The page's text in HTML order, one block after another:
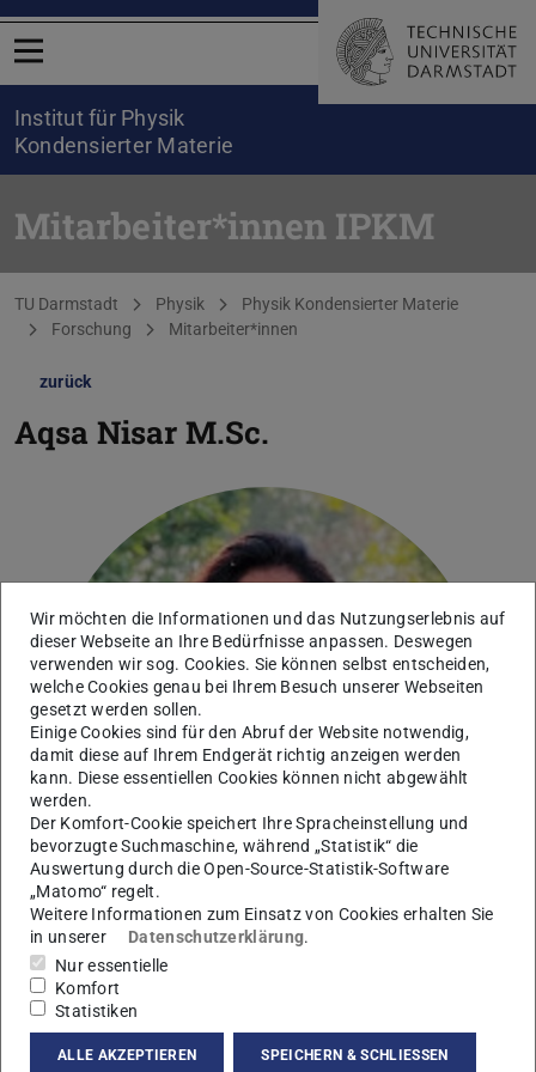
Menü öffnen
Institut für Physik
Kondensierter Materie
Mitarbeiter*innen IPKM
Sie befinden sich hier:
TU Darmstadt Physik
Physik Kondensierter Materie
Forschung
Mitarbeiter*innen
zurück
Aqsa Nisar M.Sc.
Kontakt
aqsa.nisar@pkm.tu-...
Wir möchten die Informationen und das Nutzungserlebnis auf
dieser Webseite an Ihre Bedürfnisse anpassen. Deswegen
verwenden wir sog. Cookies. Sie können selbst entscheiden,
welche Cookies genau bei Ihrem Besuch unserer Webseiten
gesetzt werden sollen.
Einige Cookies sind für den Abruf der Website notwendig,
damit diese auf Ihrem Endgerät richtig anzeigen werden
kann. Diese essentiellen Cookies können nicht abgewählt
werden.
Der Komfort-Cookie speichert Ihre Spracheinstellung und
bevorzugte Suchmaschine, während „Statistik“ die
Auswertung durch die Open-Source-Statistik-Software
„Matomo“ regelt.
Weitere Informationen zum Einsatz von Cookies erhalten Sie
in unserer
Datenschutzerklärung.
Nur essentielle
Komfort
Statistiken
ALLE AKZEPTIEREN SPEICHERN & SCHLIESSEN